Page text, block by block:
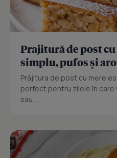
Prajitură de post
simplu, pufos și
Prăjitura de post cu mere
perfect pentru zilele în care
sau...